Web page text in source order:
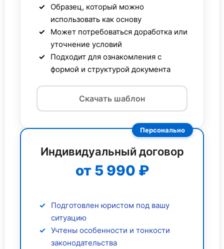
Образец, который можно
использовать как основу
Может потребоваться доработка или
уточнение условий
Подходит для ознакомления с
формой и структурой документа
Скачать шаблон
Персонально
Индивидуальный договор
от 5 990 ₽
Подготовлен юристом под вашу
ситуацию
Учтены особенности и тонкости
законодательства